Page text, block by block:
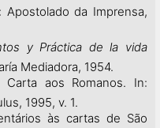
Apostolado da Imprensa,
y Práctica de la vida
Mediadora, 1954.
Carta aos Romanos. In:
1995, v. 1.
às cartas de São